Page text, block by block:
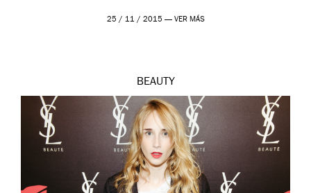
25 / 11 / 2015 — VER MÁS
BEAUTY